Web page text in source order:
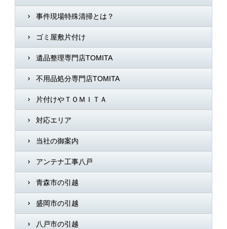
事件現場特殊清掃とは？
ゴミ屋敷片付け
遺品整理専門店TOMITA
不用品処分専門店TOMITA
片付けやＴＯＭＩＴＡ
対応エリア
当社の御案内
アンテナ工事八戸
青森市の引越
盛岡市の引越
八戸市の引越